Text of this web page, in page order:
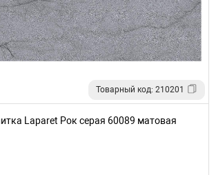
Товарный код: 210201
Laparet Рок серая 60089 матовая